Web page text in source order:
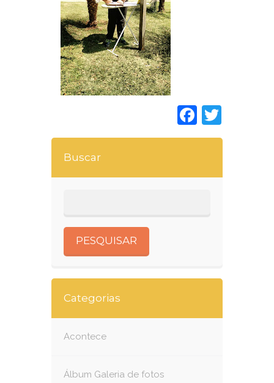
Buscar
Categorias
Acontece
Álbum Galeria de fotos